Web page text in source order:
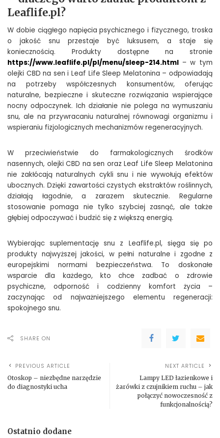
Leaflife.pl?
W dobie ciągłego napięcia psychicznego i fizycznego, troska
o jakość snu przestaje być luksusem, a staje się
koniecznością. Produkty dostępne na stronie
https://www.leaflife.pl/pl/menu/sleep-214.html – w tym
olejki CBD na sen i Leaf Life Sleep Melatonina – odpowiadają
na potrzeby współczesnych konsumentów, oferując
naturalne, bezpieczne i skuteczne rozwiązania wspierające
nocny odpoczynek. Ich działanie nie polega na wymuszaniu
snu, ale na przywracaniu naturalnej równowagi organizmu i
wspieraniu fizjologicznych mechanizmów regeneracyjnych.
W przeciwieństwie do farmakologicznych środków
nasennych, olejki CBD na sen oraz Leaf Life Sleep Melatonina
nie zakłócają naturalnych cykli snu i nie wywołują efektów
ubocznych. Dzięki zawartości czystych ekstraktów roślinnych,
działają łagodnie, a zarazem skutecznie. Regularne
stosowanie pomaga nie tylko szybciej zasnąć, ale także
głębiej odpoczywać i budzić się z większą energią.
Wybierając suplementację snu z Leaflife.pl, sięga się po
produkty najwyższej jakości, w pełni naturalne i zgodne z
europejskimi normami bezpieczeństwa. To doskonałe
wsparcie dla każdego, kto chce zadbać o zdrowie
psychiczne, odporność i codzienny komfort życia –
zaczynając od najważniejszego elementu regeneracji:
spokojnego snu.
SHARE ON
PREVIOUS ARTICLE
Otoskop – niezbędne narzędzie
do diagnostyki ucha
NEXT ARTICLE
Lampy LED łazienkowe i
żarówki z czujnikiem ruchu – jak
połączyć nowoczesność z
funkcjonalnością?
Ostatnio dodane